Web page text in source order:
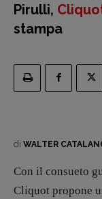
Primo
Interviste
RUBRICHE
Pirulli,
stampa
di WALTER
Con il consueto
Cliquot propone